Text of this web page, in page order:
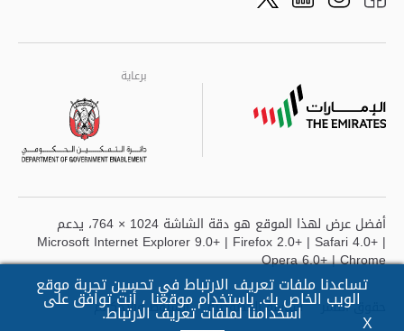
Facebook
Instagram
LinkedIn
Twitter
برعاية
برعاية
أفضل عرض لهذا الموقع هو دقة الشاشة 1024 × 764، يدعم
Microsoft Internet Explorer 9.0+ | Firefox 2.0+ | Safari 4.0+ |
Opera 6.0+ | Chrome
حقوق النشر
سياسة الخصوصية
الشروط والأحكالم
X
تساعدنا ملفات تعريف الارتباط في تحسين تجربة موقع
الويب الخاص بك. باستخدام موقعنا ، أنت توافق على
اسخدامنا لملفات تعريف الارتباط.